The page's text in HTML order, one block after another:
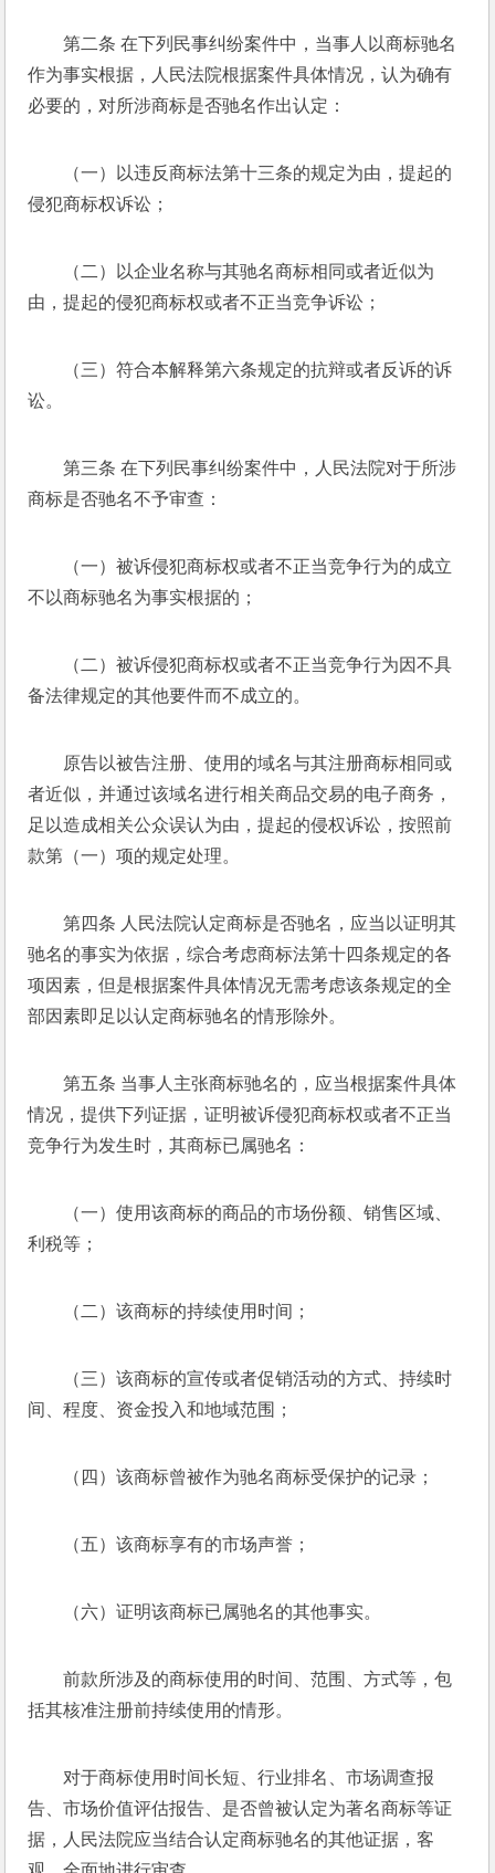
第二条 在下列民事纠纷案件中，当事人以商标驰名
作为事实根据，人民法院根据案件具体情况，认为确有
必要的，对所涉商标是否驰名作出认定：
（一）以违反商标法第十三条的规定为由，提起的
侵犯商标权诉讼；
（二）以企业名称与其驰名商标相同或者近似为
由，提起的侵犯商标权或者不正当竞争诉讼；
（三）符合本解释第六条规定的抗辩或者反诉的诉
讼。
第三条 在下列民事纠纷案件中，人民法院对于所涉
商标是否驰名不予审查：
（一）被诉侵犯商标权或者不正当竞争行为的成立
不以商标驰名为事实根据的；
（二）被诉侵犯商标权或者不正当竞争行为因不具
备法律规定的其他要件而不成立的。
原告以被告注册、使用的域名与其注册商标相同或
者近似，并通过该域名进行相关商品交易的电子商务，
足以造成相关公众误认为由，提起的侵权诉讼，按照前
款第（一）项的规定处理。
第四条 人民法院认定商标是否驰名，应当以证明其
驰名的事实为依据，综合考虑商标法第十四条规定的各
项因素，但是根据案件具体情况无需考虑该条规定的全
部因素即足以认定商标驰名的情形除外。
第五条 当事人主张商标驰名的，应当根据案件具体
情况，提供下列证据，证明被诉侵犯商标权或者不正当
竞争行为发生时，其商标已属驰名：
（一）使用该商标的商品的市场份额、销售区域、
利税等；
（二）该商标的持续使用时间；
（三）该商标的宣传或者促销活动的方式、持续时
间、程度、资金投入和地域范围；
（四）该商标曾被作为驰名商标受保护的记录；
（五）该商标享有的市场声誉；
（六）证明该商标已属驰名的其他事实。
前款所涉及的商标使用的时间、范围、方式等，包
括其核准注册前持续使用的情形。
对于商标使用时间长短、行业排名、市场调查报
告、市场价值评估报告、是否曾被认定为著名商标等证
据，人民法院应当结合认定商标驰名的其他证据，客